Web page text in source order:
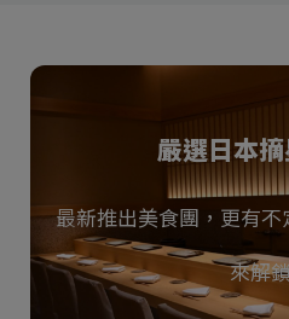
嚴選日本
最新推出美食團，更有
來解